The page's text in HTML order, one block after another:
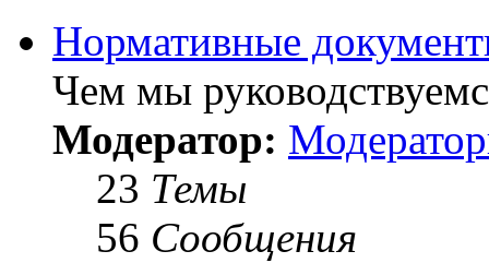
Нормативные
Чем мы
Модератор:
23 Темы
56 Сообщения